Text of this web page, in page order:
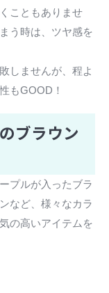
こともありませ
う時は、ツヤ感を
しませんが、程よ
もGOOD！
ブラウン
プルが入ったブラ
など、様々なカラ
の高いアイテムを